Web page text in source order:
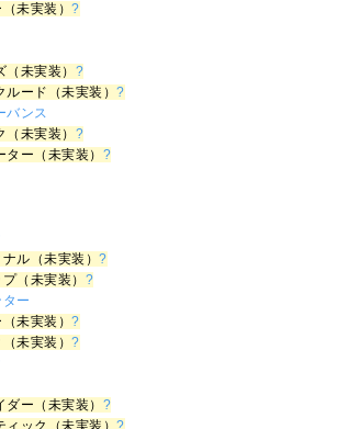
（未実装）?
（未実装） ?
ルード（未実装）?
バンス
（未実装） ?
ター（未実装） ?
ナル（未実装）?
（未実装） ?
ー
（未実装）?
未実装）?
ダー（未実装） ?
ィック（未実装）?